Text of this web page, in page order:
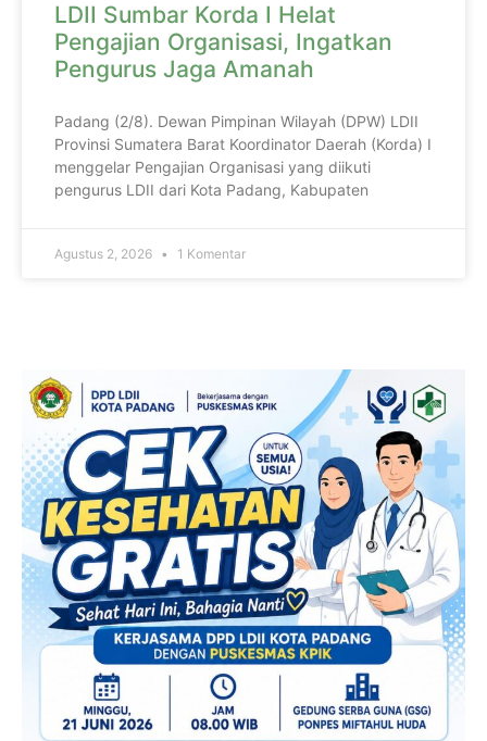
LDII Sumbar Korda I Helat
Pengajian Organisasi, Ingatkan
Pengurus Jaga Amanah
Padang (2/8). Dewan Pimpinan Wilayah (DPW) LDII
Provinsi Sumatera Barat Koordinator Daerah (Korda) I
menggelar Pengajian Organisasi yang diikuti
pengurus LDII dari Kota Padang, Kabupaten
Agustus 2, 2026 1 Komentar